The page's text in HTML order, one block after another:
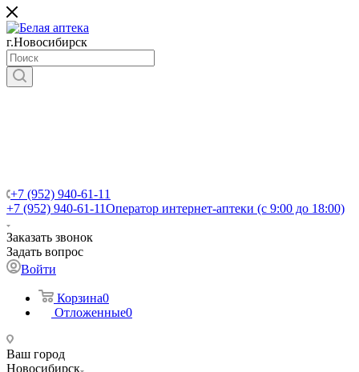
г.Новосибирск
+7 (952) 940-61-11
+7 (952) 940-61-11Оператор интернет-аптеки (с 9:00 до 18:00)
Заказать звонок
Задать вопрос
Войти
Корзина0
Отложенные0
Ваш город
Новосибирск